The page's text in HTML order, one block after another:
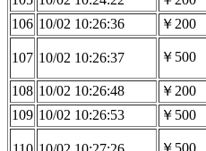
106 10/02 10:26:36 ￥200
107 10/02 10:26:37 ￥500
108 10/02 10:26:48 ￥200
109 10/02 10:26:53 ￥500
￥500